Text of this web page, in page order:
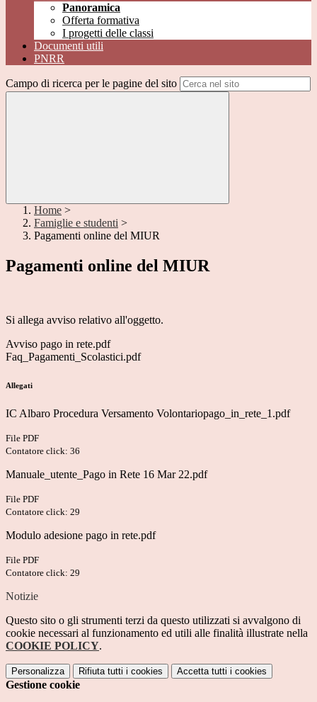
Panoramica
Offerta formativa
I progetti delle classi
Documenti utili
PNRR
Campo di ricerca per le pagine del sito
Home >
Famiglie e studenti >
Pagamenti online del MIUR
Pagamenti online del MIUR
Si allega avviso relativo all'oggetto.
Avviso pago in rete.pdf
Faq_Pagamenti_Scolastici.pdf
Allegati
IC Albaro Procedura Versamento Volontariopago_in_rete_1.pdf
File PDF
Contatore click: 36
Manuale_utente_Pago in Rete 16 Mar 22.pdf
File PDF
Contatore click: 29
Modulo adesione pago in rete.pdf
File PDF
Contatore click: 29
Notizie
Questo sito o gli strumenti terzi da questo utilizzati si avvalgono di
cookie necessari al funzionamento ed utili alle finalità illustrate nella
COOKIE POLICY.
Personalizza Rifiuta tutti i cookies Accetta tutti i cookies
Gestione cookie